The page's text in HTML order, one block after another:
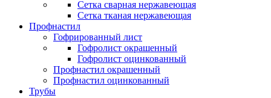
Сетка сварная нержавеющая
Сетка тканая нержавеющая
Профнастил
Гофрированный лист
Гофролист окрашенный
Гофролист оцинкованный
Профнастил окрашенный
Профнастил оцинкованный
Трубы